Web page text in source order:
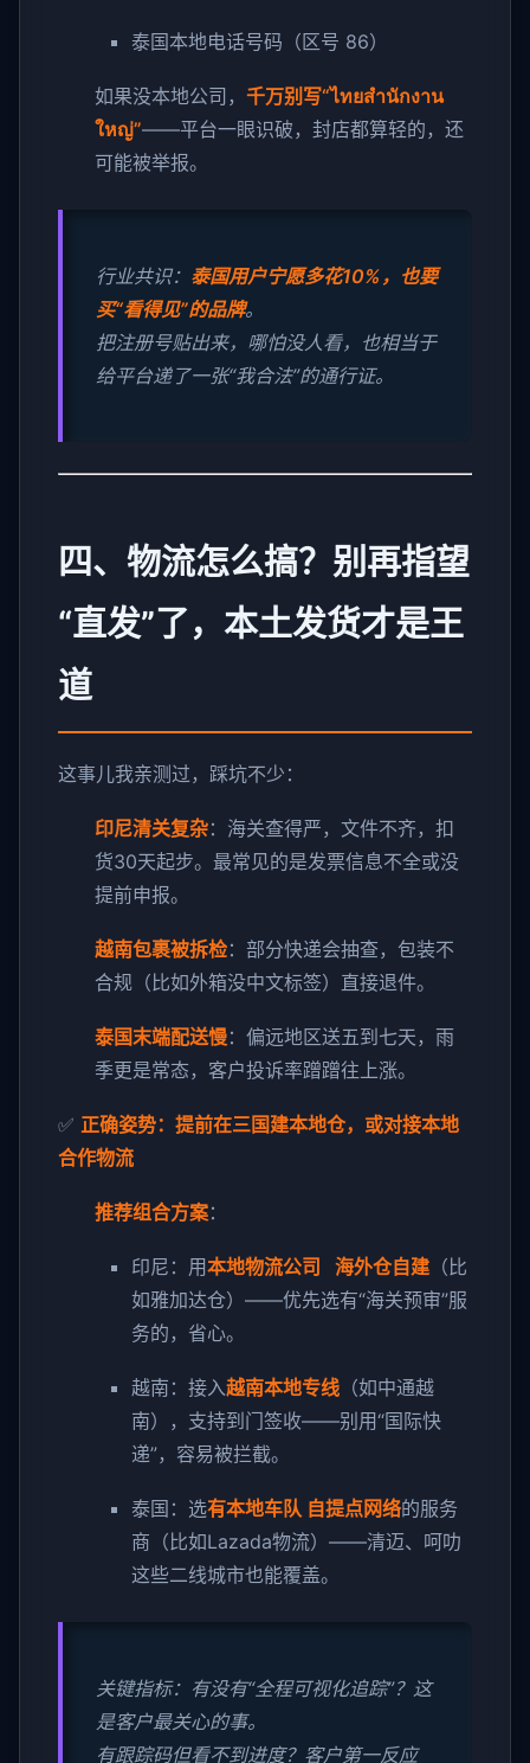
泰国本地电话号码（区号 86）
如果没本地公司， 千万别写“ไทยสำนักงาน
ใหญ่”——平台一眼识破，封店都算轻的，还
可能被举报。
行业共识： 泰国用户宁愿多花10%，也要
买“看得见”的品牌。
把注册号贴出来，哪怕没人看，也相当于
给平台递了一张“我合法”的通行证。
四、物流怎么搞？别再指望
“直发”了，本土发货才是王
道
这事儿我亲测过，踩坑不少：
印尼清关复杂：海关查得严，文件不齐，扣
货30天起步。最常见的是发票信息不全或没
提前申报。
越南包裹被拆检：部分快递会抽查，包装不
合规（比如外箱没中文标签）直接退件。
泰国末端配送慢：偏远地区送五到七天，雨
季更是常态，客户投诉率蹭蹭往上涨。
✅ 正确姿势：提前在三国建本地仓，或对接本地
合作物流
推荐组合方案：
印尼：用本地物流公司 海外仓自建 （比
如雅加达仓）——优先选有“海关预审”服
务的，省心。
越南：接入越南本地专线 （如中通越
南），支持到门签收——别用“国际快
递”，容易被拦截。
泰国：选有本地车队 自提点网络的服务
商（比如Lazada物流）——清迈、呵叻
这些二线城市也能覆盖。
关键指标：有没有“全程可视化追踪”？这
是客户最关心的事。
有跟踪码但看不到进度？客户第一反应